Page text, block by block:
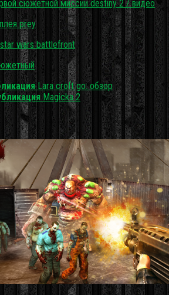
сюжетной миссии destiny 2 / видео
prey
wars battlefront
Lara croft go: обзор
Magicka 2